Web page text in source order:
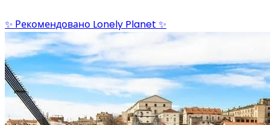
✨ Рекомендовано Lonely Planet ✨